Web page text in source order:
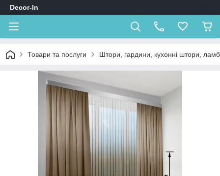
Decor-In
Товари та послуги Штори, гардини, кухонні штори,